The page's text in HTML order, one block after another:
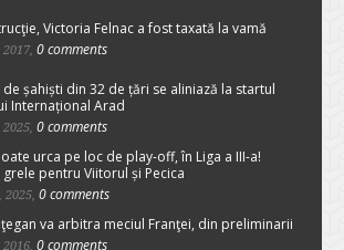
Victoria Felnac a fost taxată la vamă
0 comments
de șahiști din 32 de țări se aliniază la startul
Internațional Arad
0 comments
urca pe loc de play-off, în Liga a III-a!
pentru Viitorul și Pecica
2025, 0 comments
va arbitra meciul Franţei, din preliminarii
0 comments